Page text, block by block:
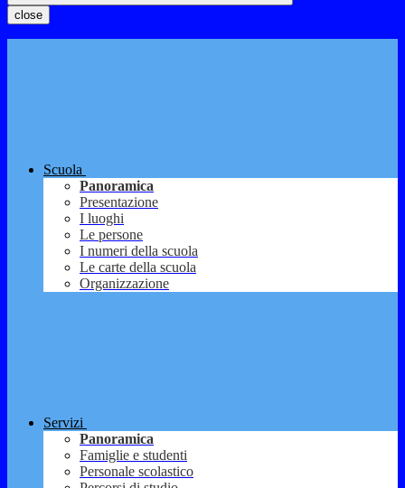
close
Scuola
Panoramica
Presentazione
I luoghi
Le persone
I numeri della scuola
Le carte della scuola
Organizzazione
Servizi
Panoramica
Famiglie e studenti
Personale scolastico